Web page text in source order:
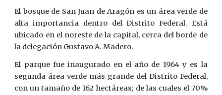
El bosque de San Juan de Aragón es un área verde de
alta importancia dentro del Distrito Federal. Está
ubicado en el noreste de la capital, cerca del borde de
la delegación Gustavo A. Madero.
El parque fue inaugurado en el año de 1964 y es la
segunda área verde más grande del Distrito Federal,
con un tamaño de 162 hectáreas; de las cuales el 70%